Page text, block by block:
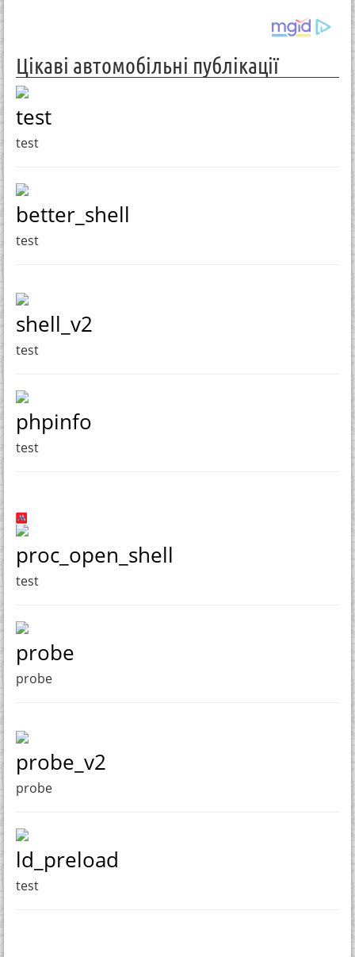
Цікаві автомобільні публікації
test
test
better_shell
test
shell_v2
test
phpinfo
test
proc_open_shell
test
probe
probe
probe_v2
probe
ld_preload
test